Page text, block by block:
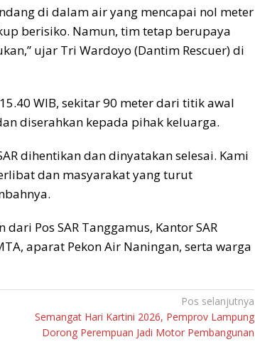
di dalam air yang mencapai nol meter
berisiko. Namun, tim tetap berupaya
ujar Tri Wardoyo (Dantim Rescuer) di
WIB, sekitar 90 meter dari titik awal
diserahkan kepada pihak keluarga.
dihentikan dan dinyatakan selesai. Kami
dan masyarakat yang turut
Pos SAR Tanggamus, Kantor SAR
aparat Pekon Air Naningan, serta warga
Pos selanjutnya
Semangat Hari Kartini 2026, Pemprov Lampung
Dorong Perempuan Jadi Motor Pembangunan